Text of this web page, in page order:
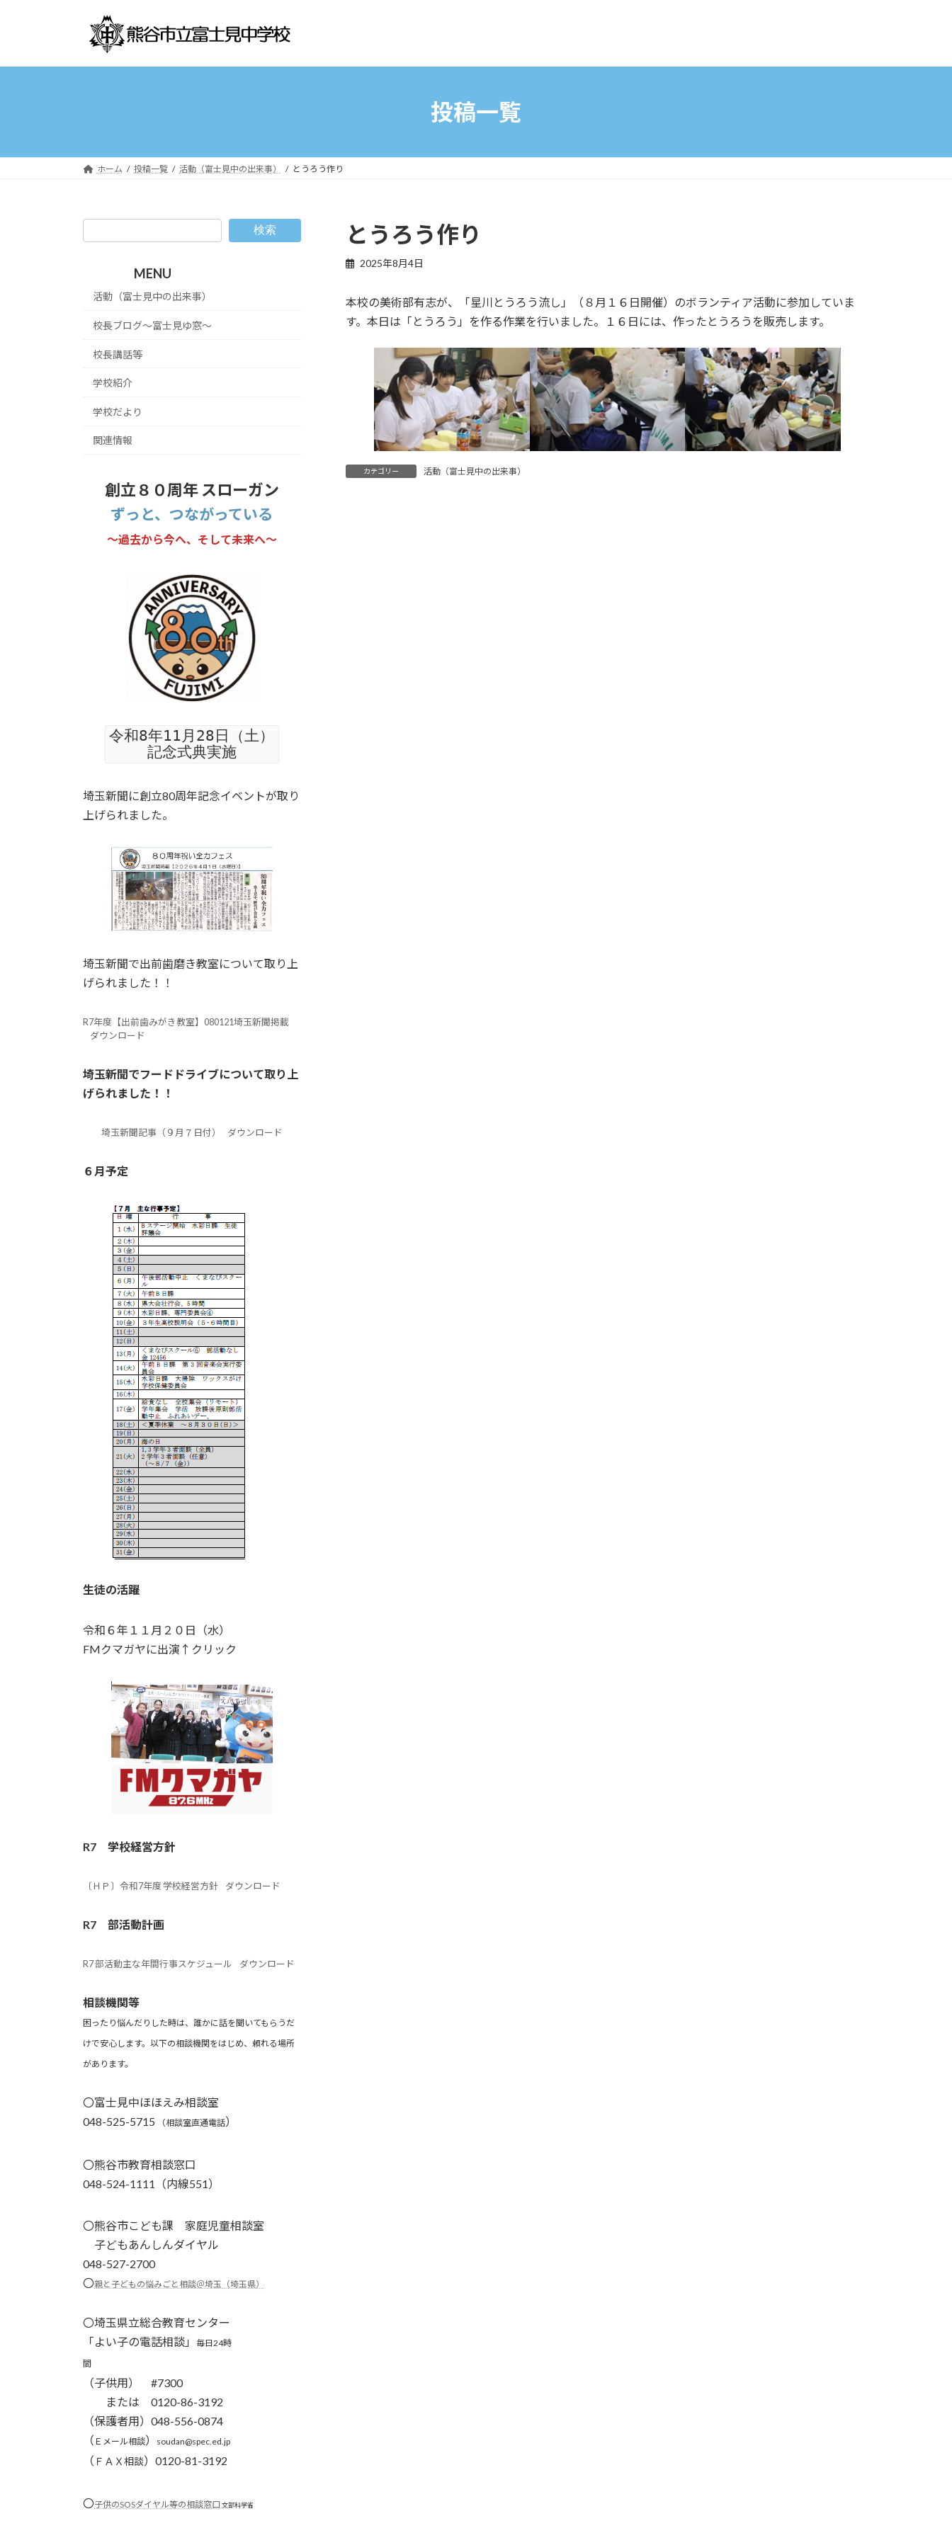
プ
動
投稿一覧
ホーム 投稿一覧 活動（富士見中の出来事） とうろう作り
とうろう作り
2025年8月4日
本校の美術部有志が、「星川とうろう流し」（８月１６日開催）のボランティア活動に参加していま
す。本日は「とうろう」を作る作業を行いました。１６日には、作ったとうろうを販売します。
カテゴリー 活動（富士見中の出来事）
検索
MENU
活動（富士見中の出来事）
校長ブログ～富士見ゆ窓～
校長講話等
学校紹介
学校だより
関連情報
創立８０周年 スローガン
ずっと、つながっている
～過去から今へ、そして未来へ～
令和8年11月28日（土）
記念式典実施
埼玉新聞に創立80周年記念イベントが取り
上げられました。
埼玉新聞で出前歯磨き教室について取り上
げられました！！
R7年度【出前歯みがき教室】080121埼玉新聞掲載
ダウンロード
埼玉新聞でフードドライブについて取り上
げられました！！
埼玉新聞記事（９月７日付） ダウンロード
６月予定
生徒の活躍
令和６年１１月２０日（水）
FMクマガヤに出演↑クリック
R7 学校経営方針
〔ＨＰ〕令和7年度 学校経営方針 ダウンロード
R7 部活動計画
R7 部活動主な年間行事スケジュール ダウンロード
相談機関等
困ったり悩んだりした時は、誰かに話を聞いてもらうだ
けで安心します。以下の相談機関をはじめ、頼れる場所
があります。
〇富士見中ほほえみ相談室
048-525-5715
（相談室直通電話）
〇熊谷市教育相談窓口
048-524-1111（内線551）
〇熊谷市こども課 家庭児童相談室
子どもあんしんダイヤル
048-527-2700
〇親と子どもの悩みごと相談＠埼玉（埼玉県）
〇埼玉県立総合教育センター
「よい子の電話相談」
毎日24時
間
（子供用） #7300
または 0120-86-3192
（保護者用）048-556-0874
（ Ｅメール相談） soudan@spec.ed.jp
（ ＦＡＸ相談）0120-81-3192
〇子供のSOSダイヤル等の相談窓口 文部科学省